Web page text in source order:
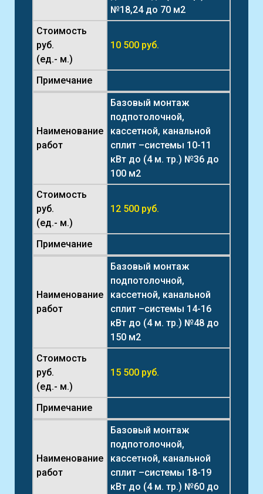
№18,24 до 70 м2
Стоимость
руб.
(ед.- м.)
10 500 руб.
Примечание
Наименование
работ
Базовый монтаж
подпотолочной,
кассетной, канальной
сплит –системы 10-11
кВт до (4 м. тр.) №36 до
100 м2
Стоимость
руб.
(ед.- м.)
12 500 руб.
Примечание
Наименование
работ
Базовый монтаж
подпотолочной,
кассетной, канальной
сплит –системы 14-16
кВт до (4 м. тр.) №48 до
150 м2
Стоимость
руб.
(ед.- м.)
15 500 руб.
Примечание
Наименование
работ
Базовый монтаж
подпотолочной,
кассетной, канальной
сплит –системы 18-19
кВт до (4 м. тр.) №60 до